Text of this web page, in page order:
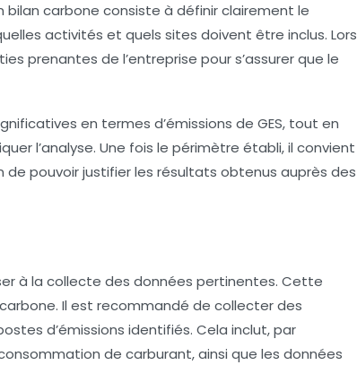
carbone consiste à définir clairement le
activités et quels sites doivent être inclus. Lors
prenantes de l’entreprise pour s’assurer que le
en termes d’émissions de GES, tout en
l’analyse. Une fois le périmètre établi, il convient
pouvoir justifier les résultats obtenus auprès des
à la collecte des données pertinentes. Cette
Il est recommandé de collecter des
d’émissions identifiés. Cela inclut, par
de carburant, ainsi que les données